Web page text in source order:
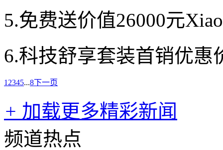
5.免费送价值26000元
6.科技舒享套装首销优惠
1 2345...8下一页
+ 加载更多精彩新闻
频道热点